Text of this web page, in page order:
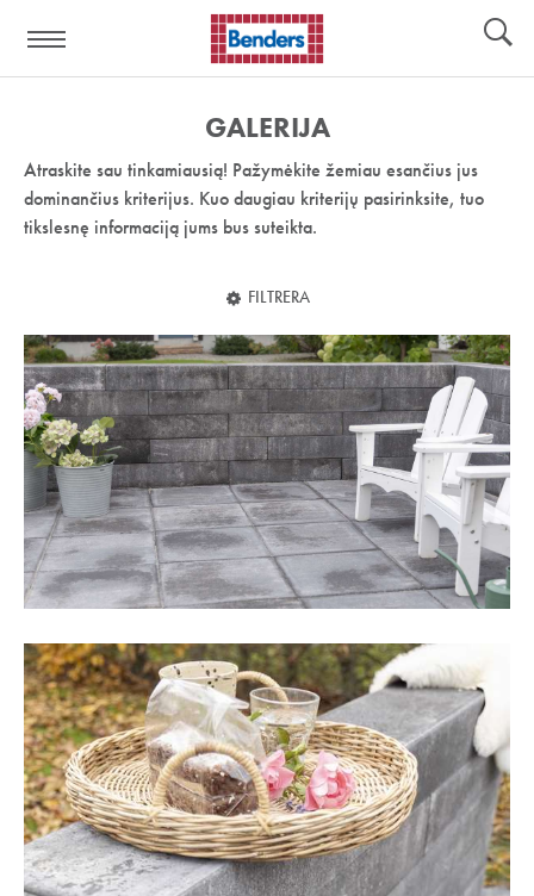
nuoroda:
GALERIJA
Atraskite sau tinkamiausią! Pažymėkite žemiau esančius jus
dominančius kriterijus. Kuo daugiau kriterijų pasirinksite, tuo
tikslesnę informaciją jums bus suteikta.
FILTRERA